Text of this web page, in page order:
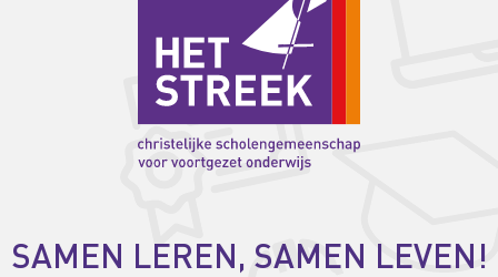
SAMEN LEREN, SAMEN LEVEN!